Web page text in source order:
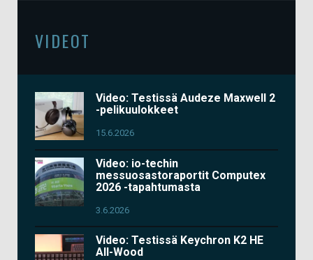
VIDEOT
Video: Testissä Audeze Maxwell 2
-pelikuulokkeet
15.6.2026
Video: io-techin
messuosastoraportit Computex
2026 -tapahtumasta
3.6.2026
Video: Testissä Keychron K2 HE
All-Wood